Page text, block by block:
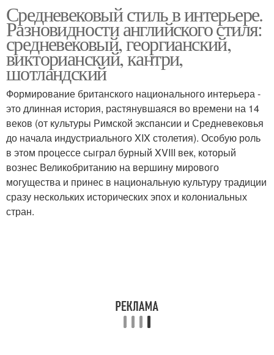
Стиль в одежде Средневековая мода
Мебель в
средневековом стиле
Средневековый стиль в интерьере.
Разновидности английского стиля:
средневековый, георгианский,
викторианский, кантри,
шотландский
Формирование британского национального интерьера -
это длинная история, растянувшаяся во времени на 14
веков (от культуры Римской экспансии и Средневековья
до начала индустриального XIX столетия). Особую роль
в этом процессе сыграл бурный XVIII век, который
вознес Великобританию на вершину мирового
могущества и принес в национальную культуру традиции
сразу нескольких исторических эпох и колониальных
стран.